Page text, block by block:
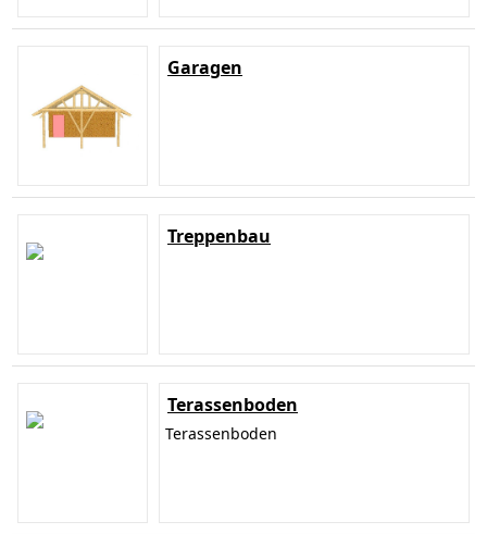
Garagen
Treppenbau
Terassenboden
Terassenboden